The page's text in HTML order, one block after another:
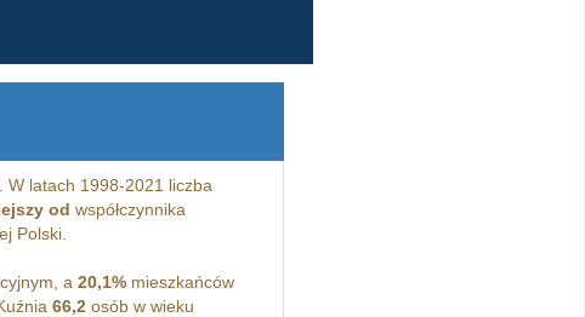
latach 1998-2021 liczba
od współczynnika
Polski.
a 20,1%mieszkańców
66,2osób w wieku